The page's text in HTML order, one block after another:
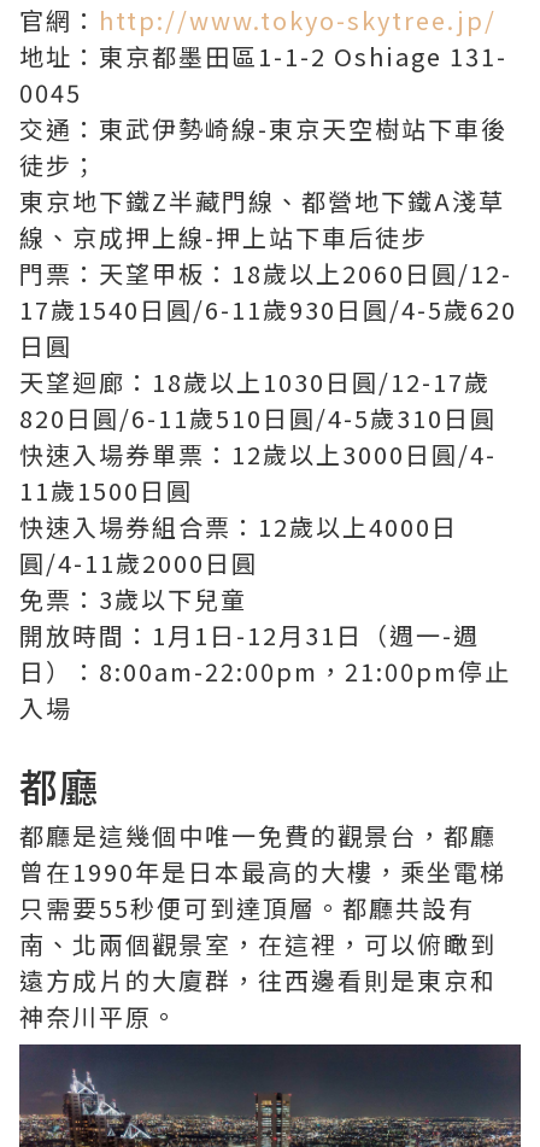
官網： http://www.tokyo-skytree.jp/
地址：東京都墨田區1-1-2 Oshiage 131-
0045
交通：東武伊勢崎線-東京天空樹站下車後
徒步；
東京地下鐵Z半藏門線、都營地下鐵A淺草
線、京成押上線-押上站下車后徒步
門票：天望甲板：18歲以上2060日圓/12-
17歲1540日圓/6-11歲930日圓/4-5歲620
日圓
天望迴廊：18歲以上1030日圓/12-17歲
820日圓/6-11歲510日圓/4-5歲310日圓
快速入場券單票：12歲以上3000日圓/4-
11歲1500日圓
快速入場券組合票：12歲以上4000日
圓/4-11歲2000日圓
免票：3歲以下兒童
開放時間：1月1日-12月31日（週一-週
日）：8:00am-22:00pm，21:00pm停止
入場
都廳
都廳是這幾個中唯一免費的觀景台，都廳
曾在1990年是日本最高的大樓，乘坐電梯
只需要55秒便可到達頂層。都廳共設有
南、北兩個觀景室，在這裡，可以俯瞰到
遠方成片的大廈群，往西邊看則是東京和
神奈川平原。